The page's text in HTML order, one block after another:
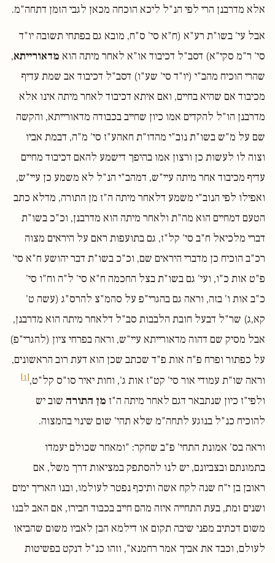
אלא מדרבנן הרי לפי הנ"ל ליכא הוכחה מכאן לגבי הזמן דתחה"מ.
אבל עי' בשו"ת רע"א (ח"א סי' ס"ח, מובא גם בפתחי תשובה יו"ד
סי' ר"מ סקי"א) דסב"ל דכיבוד או"א לאחר מיתה הוא מדאורייתא,
שהרי הוכיח מהב"י (יו"ד סי' שע"ו) דסב"ל דכיבוד אב שמת עדיף
מכיבוד אם שהיא בחיים, ואם איתא דכיבוד לאחר מיתה אינו אלא
מדרבנן הו"ל להקדים אמו כיון שחייב בכבודה מדאורייתא, והקשה
שם על מ"ש בשו"ת נוב"י מהדו"ת חאהע"ז סי' מ"ה, דבמת אביו
וצוה לו לעשות כן ורצון אמו בהיפך דישמע להאם דכיבוד מחיים
עדיף מכיבוד אחר מיתה עיי"ש, דמהב"י הנ"ל לא משמע כן עיי"ש,
ואפילו לפי הנוב"י משמע דלאחר מיתה ה"ז מן התורה, מדלא כתב
הטעם דמחיים הוא מה"ת ולאחר מיתה הוא מדרבנן, וכ"כ בשו"ת
דברי מלכיאל ח"ב סי' קל"ז, גם בתועפות ראם על היראים מצוה
רכ"ב הוכיח כן מדברי היראים שם, וכ"כ בשו"ת דבר יהושע ח"א סי'
פ"ט אות כ"ו, ועי' גם בשו"ת בצל החכמה ח"א סי' ל"ה וח"ו סי'
כ"ב אות ו' בזה, וראה גם בהגרי"פ על סהמ"צ להרס"ג (עשה ט'
קא,ג) שר"ל דבעל חובת הלבבות סב"ל דלאחר מיתה הוא מדרבנן,
אבל מסיק שם דהוה מדאורייתא עיי"ש, וראה בפרחי ציון (להגרי"פ)
על כפתור ופרח פ"ה אות פ"ד שכתב שכן הוא דעת רוב הראשונים,
וראה שו"ת עמודי אור סי' קט"ז אות ג', וחות יאיר סו"ס קל"ט,[1]
ולפי"ז כיון שנתבאר דגם לאחר מיתה ה"ז מן התורה שוב יש
להוכיח כנ"ל בנוגע לתחה"מ שלא תהי' שום שינוי בהמצוה.
וראה בס' אמונת התחי' פ"ב שחקר: "ומאחר שכולם יעמדו
בתמונתם ובצביונם, יש לנו להסתפק במציאות דרך משל, אם
ראובן בן י"ח שנה לקח אשה ותיכף נפטר לעולמו, ובנו האריך ימים
ושנים ומת, בעת התחייה איזה מהם חייב בכבוד חבירו, אם האב לבנו
משום דכתיב מפני שיבה תקום או דילמא הבן לאביו משום שהביאו
לעולם, וכבד את אביך אמר רחמנא", וזהו כנ"ל דנקט בפשיטות